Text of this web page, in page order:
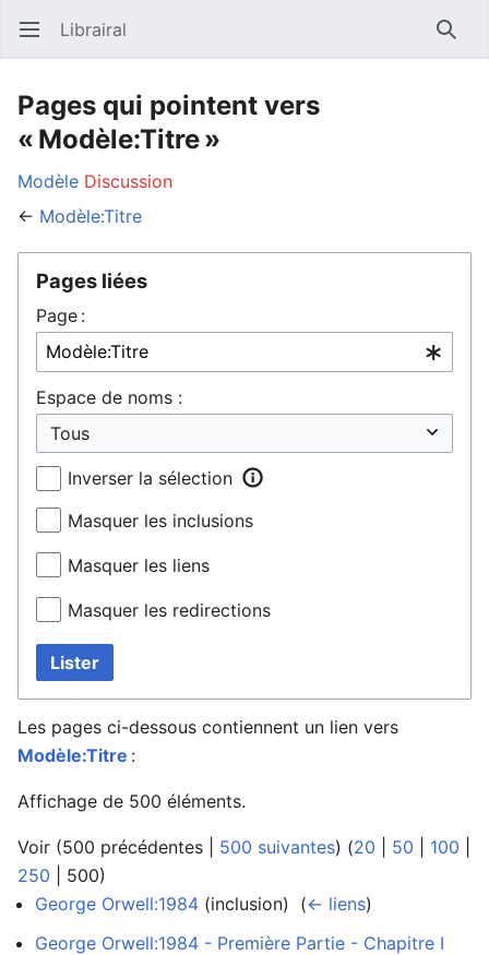
Ouvrir le menu principal Librairal
Pages qui pointent vers
« Modèle:Titre »
Modèle Discussion
← Modèle:Titre
Pages liées
Page :
Espace de noms :
Inverser la sélection
Masquer les inclusions
Masquer les liens
Masquer les redirections
Lister
Les pages ci-dessous contiennent un lien vers
Modèle:Titre :
Affichage de 500 éléments.
Voir (500 précédentes 500 suivantes) (20 50 100
250
500)
George Orwell:1984 (inclusion) ‎ (← liens)
George Orwell:1984 - Première Partie - Chapitre I